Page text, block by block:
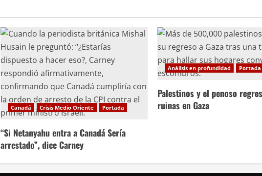
Canadá Crisis Medio Oriente Portada
“Si Netanyahu entra a Canadá Sería
arrestado”, dice Carney
Análisis en profundidad Portada
Palestinos y el penoso
ruinas en Gaza